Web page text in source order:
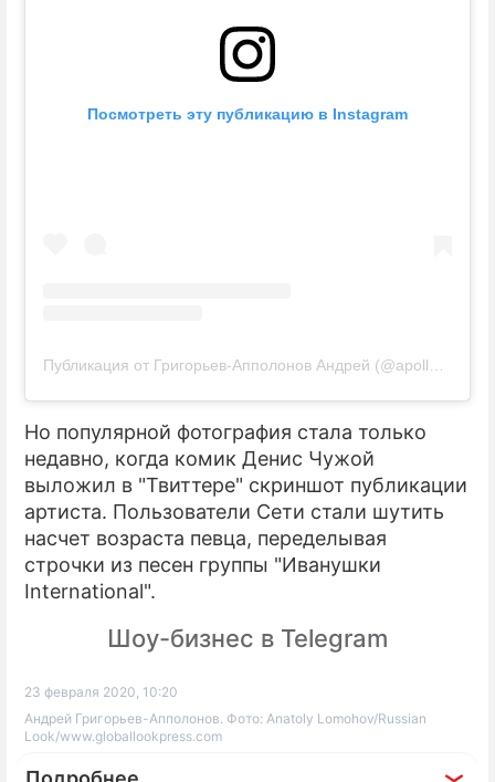
Посмотреть эту публикацию в Instagram
Но популярной фотография стала только
недавно, когда комик Денис Чужой
выложил в "Твиттере" скриншот публикации
артиста. Пользователи Сети стали шутить
насчет возраста певца, переделывая
строчки из песен группы "Иванушки
International".
Шоу-бизнес в Telegram
23 февраля 2020, 10:20
Андрей Григорьев-Апполонов. Фото: Anatoly Lomohov/Russian
Look/www.globallookpress.com